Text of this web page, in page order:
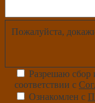
Пожалуйста,
Разрешаю сбор
соответствии с
Ознакомлен с